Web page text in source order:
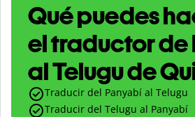
Qué puedes
el traductor de
al Telugu de
Traducir del Panyabí al Telugu
Traducir del Telugu al Panyabí